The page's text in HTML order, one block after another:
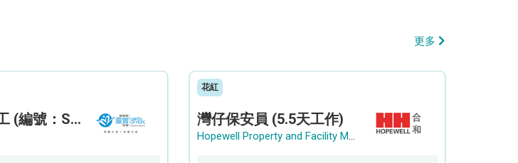
更多
高級技工/技工 (編號：SSO/FM/A/CTE)
花紅
灣仔保安員 (5.5天工作)
Hopewell Property and Facility Management Ltd. 合和物業及設施管理有限公司